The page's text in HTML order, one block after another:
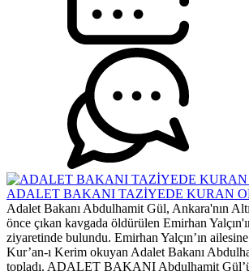
ADALET BAKANI TAZİYEDE KURAN
Adalet Bakanı Abdulhamit Gül, Ankara'nın
önce çıkan kavgada öldürülen Emirhan
ziyaretinde bulundu. Emirhan Yalçın’ın
Kur’an-ı Kerim okuyan Adalet Bakanı
topladı. ADALET BAKANI Abdulhamit